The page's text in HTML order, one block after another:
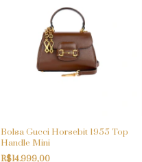
Bolsa Gucci Horsebit 1955 Top
Handle Mini
R$14.999,00